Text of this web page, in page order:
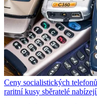
Ceny socialistických
raritní kusy sběratelé